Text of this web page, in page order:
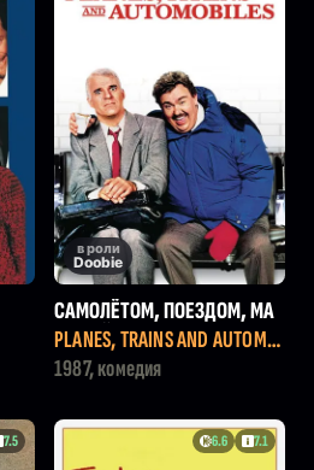
в роли
Doobie
САМОЛЁТОМ, ПОЕЗДОМ, МА
ШИНОЙ
PLANES, TRAINS AND AUTOMO
BILES
1987, комедия
7.5 6.6 7.1